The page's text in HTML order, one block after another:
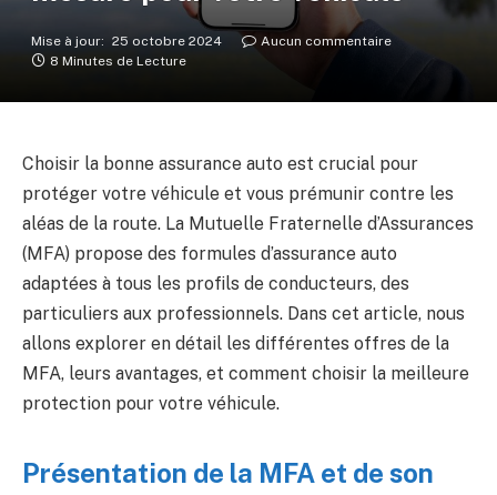
Mise à jour: 25 octobre 2024
Aucun commentaire
8 Minutes de Lecture
Choisir la bonne assurance auto est crucial pour
protéger votre véhicule et vous prémunir contre les
aléas de la route. La Mutuelle Fraternelle d’Assurances
(MFA) propose des formules d’assurance auto
adaptées à tous les profils de conducteurs, des
particuliers aux professionnels. Dans cet article, nous
allons explorer en détail les différentes offres de la
MFA, leurs avantages, et comment choisir la meilleure
protection pour votre véhicule.
Présentation de la MFA et de son